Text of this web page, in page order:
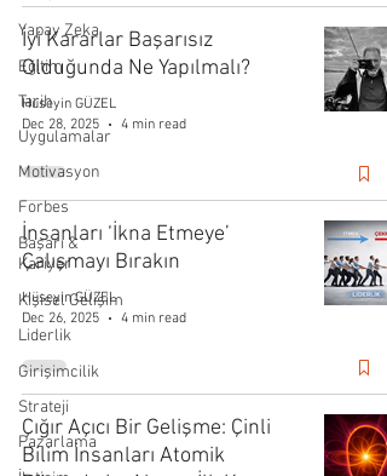
Yapay Zeka
Eğitim
Tarih
Uygulamalar
Motivasyon
Forbes
Başarı &
Kariyer
Kişisel Gelişim
Liderlik
Girişimcilik
Strateji
Pazarlama
İyi Kararlar Başarısız
Olduğunda Ne Yapılmalı?
Hüseyin GÜZEL
Dec 28, 2025
4 min read
İnsanları ‘İkna Etmeye’
Çalışmayı Bırakın
Hüseyin GÜZEL
Dec 26, 2025
4 min read
Çığır Açıcı Bir Gelişme: Çinli
Bilim İnsanları Atomik